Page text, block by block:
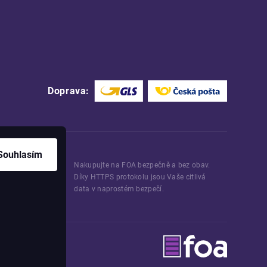
Doprava:
Nakupujte na FOA bezpečně a bez obav.
Díky HTTPS protokolu jsou Vaše citlivá
data v naprostém bezpečí.